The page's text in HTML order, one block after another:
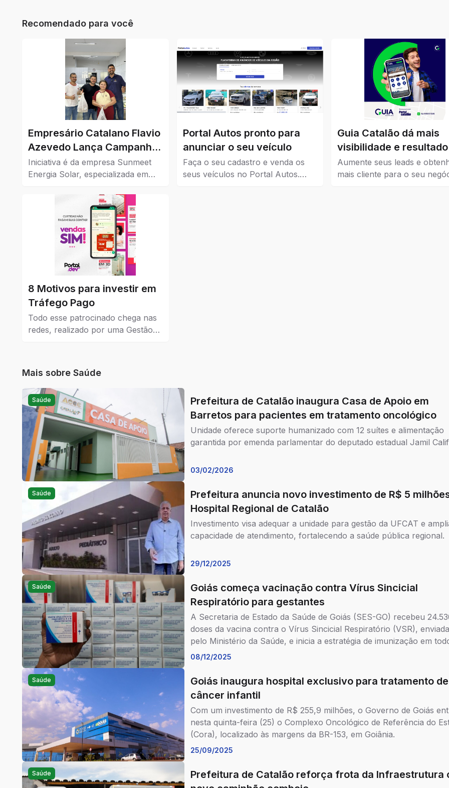
Recomendado para você
Empresário Catalano Flavio
Azevedo Lança Campanha
de Cashback para
Impulsionar o Comércio da
Iniciativa é da empresa Sunmeet
Energia Solar, especializada em
com comércios da cidade.
Portal Autos pronto para
anunciar o seu veículo
Faça o seu cadastro e venda os
seus veículos no Portal Autos.
Guia Catalão dá mais
visibilidade e
seu negócio
Aumente seus leads e
mais cliente para o seu
8 Motivos para investir em
Tráfego Pago
Todo esse patrocinado chega nas
redes, realizado por uma Gestão
também no marketing.
Mais sobre Saúde
Saúde
Prefeitura de Catalão inaugura Casa de Apoio em
Barretos para pacientes em tratamento oncológico
Unidade oferece suporte humanizado com 12 suítes e alimentação
garantida por emenda parlamentar do deputado estadual Jamil
03/02/2026
Saúde
Prefeitura anuncia novo investimento de R$ 5
Hospital Regional de Catalão
Investimento visa adequar a unidade para gestão da UFCAT e
capacidade de atendimento, fortalecendo a saúde pública regional.
29/12/2025
Saúde
Goiás começa vacinação contra Vírus Sincicial
Respiratório para gestantes
A Secretaria de Estado da Saúde de Goiás (SES-GO) recebeu
doses da vacina contra o Vírus Sincicial Respiratório (VSR),
pelo Ministério da Saúde, e inicia a estratégia de imunização em
estado.
08/12/2025
Saúde
Goiás inaugura hospital exclusivo para tratamento de
câncer infantil
Com um investimento de R$ 255,9 milhões, o Governo de Goiás
nesta quinta-feira (25) o Complexo Oncológico de Referência do
(Cora), localizado às margens da BR-153, em Goiânia.
25/09/2025
Saúde
Prefeitura de Catalão reforça frota da Infraestrutura